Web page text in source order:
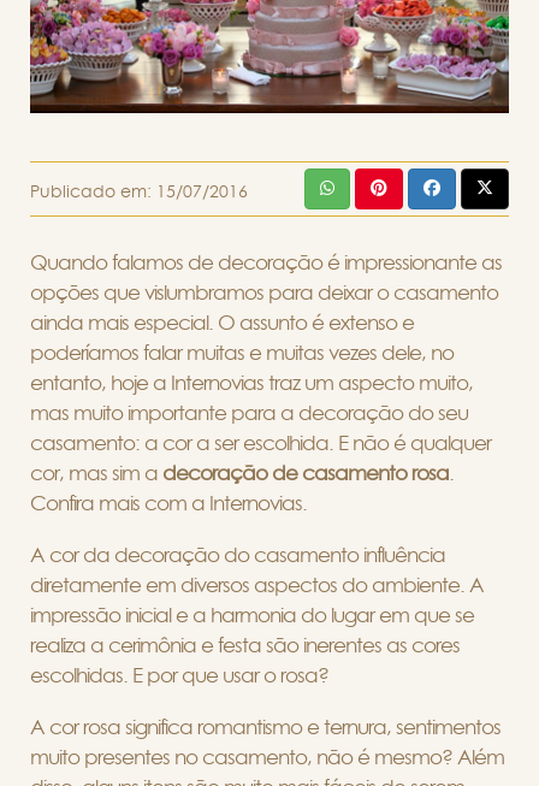
Publicado em: 15/07/2016
Quando falamos de decoração é impressionante as
opções que vislumbramos para deixar o casamento
ainda mais especial. O assunto é extenso e
poderíamos falar muitas e muitas vezes dele, no
entanto, hoje a Internovias traz um aspecto muito,
mas muito importante para a decoração do seu
casamento: a cor a ser escolhida. E não é qualquer
cor, mas sim a decoração de casamento rosa
Confira mais com a Internovias.
A cor da decoração do casamento influência
diretamente em diversos aspectos do ambiente. A
impressão inicial e a harmonia do lugar em que se
realiza a cerimônia e festa são inerentes as cores
escolhidas. E por que usar o rosa?
A cor rosa significa romantismo e ternura, sentimentos
muito presentes no casamento, não é mesmo? Além